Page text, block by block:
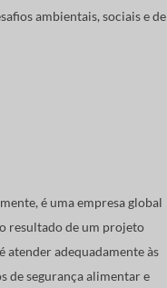
ambientais, sociais e de
é uma empresa global
resultado de um projeto
adequadamente às
de segurança alimentar e